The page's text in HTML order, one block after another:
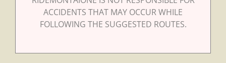
ACCIDENTS THAT MAY OCCUR WHILE
FOLLOWING THE SUGGESTED ROUTES.